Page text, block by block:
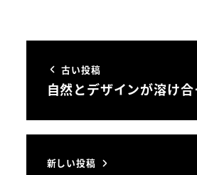
古い投稿
自然とデザインが溶け合
新しい投稿